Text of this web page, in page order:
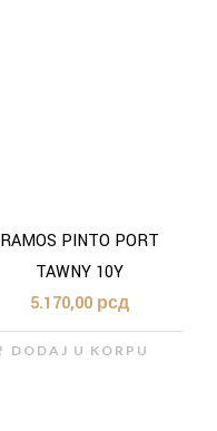
RAMOS PINTO PORT
TAWNY 10Y
5.170,00 рсд
DODAJ U KORPU